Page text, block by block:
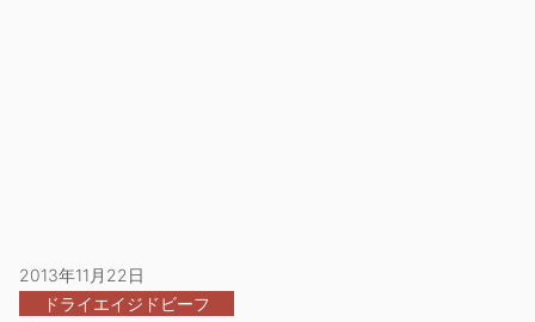
2013年11月22日
ドライエイジドビーフ